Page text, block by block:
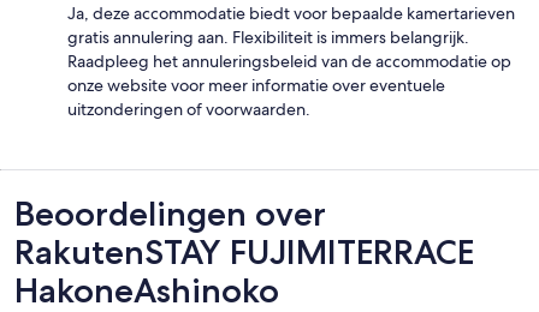
Ja, deze accommodatie biedt voor bepaalde kamertarieven
gratis annulering aan. Flexibiliteit is immers belangrijk.
Raadpleeg het annuleringsbeleid van de accommodatie op
onze website voor meer informatie over eventuele
uitzonderingen of voorwaarden.
Beoordelingen
Beoordelingen over
RakutenSTAY FUJIMITERRACE
HakoneAshinoko